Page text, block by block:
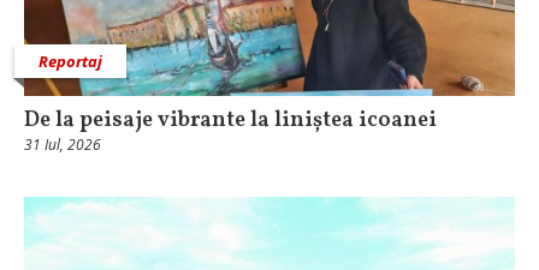
Reportaj
De la peisaje vibrante la liniștea icoanei
31 Iul, 2026